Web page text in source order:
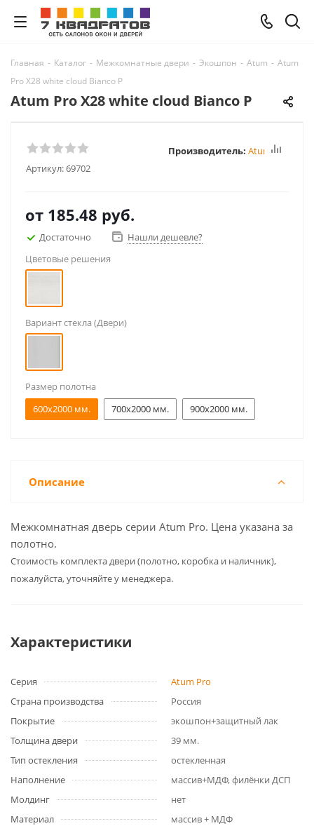
Главная - Каталог - Межкомнатные двери - Экошпон - Atum - Atum
Pro Х28 white cloud Bianco P
Atum Pro Х28 white cloud Bianco P
Артикул:69702
Производитель: Atum Pro
от 185.48 руб.
Достаточно
Нашли дешевле?
Цветовые решения
Вариант стекла (Двери)
Размер полотна
600x2000 мм.
700x2000 мм. 900x2000 мм.
Описание
Межкомнатная дверь серии Atum Pro. Цена указана за
полотно.
Cтоимость комплекта двери (полотно, коробка и наличник),
пожалуйста, уточняйте у менеджера.
Характеристики
Серия
Atum Pro
Страна производства
Россия
Покрытие
экошпон+защитный лак
Толщина двери
39 мм.
Тип остекления
остекленная
Наполнение
массив+МДФ, филёнки ДСП
Молдинг
нет
Материал
массив + МДФ